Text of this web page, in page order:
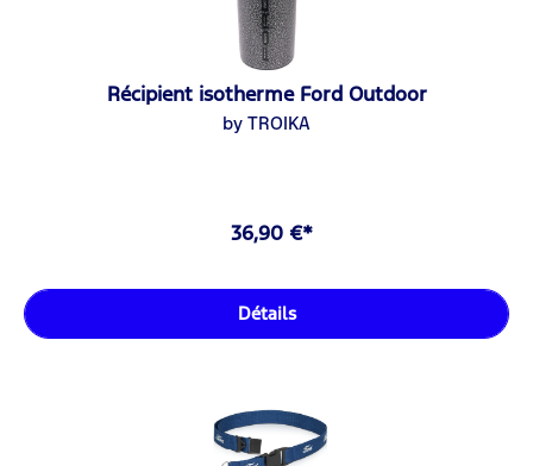
Récipient isotherme Ford Outdoor
by TROIKA
36,90 €*
Détails